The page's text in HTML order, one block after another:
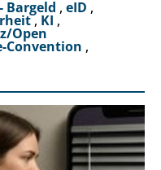
Bargeld , eID ,
, KI ,
Open
Convention ,